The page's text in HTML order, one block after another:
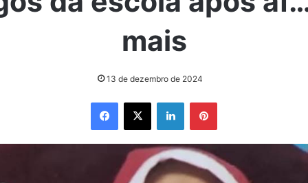
mais
13 de dezembro de 2024
Facebook
X LinkedinPinterest